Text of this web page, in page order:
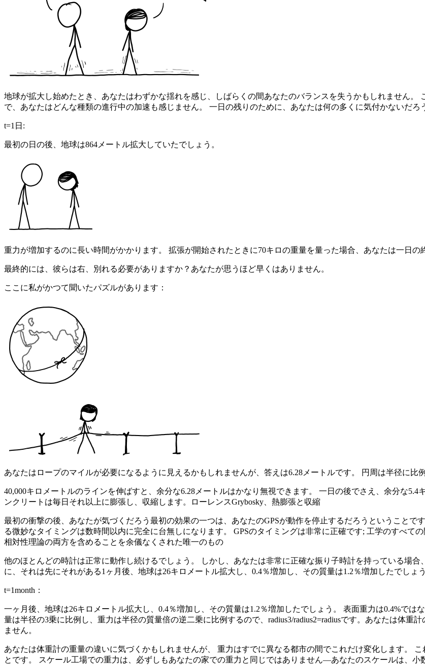
地球が拡大し始めたとき、あなたはわずかな揺れを感じ、しばらくの間あなたのバランスを失うかもしれません。
で、あなたはどんな種類の進行中の加速も感じません。 一日の残りのために、あなたは何の多くに気付かないだろ
t=1日:
最初の日の後、地球は864メートル拡大していたでしょう。
重力が増加するのに長い時間がかかります。 拡張が開始されたときに70キロの重量を量った場合、あなたは一日
最終的には、彼らは右、別れる必要がありますか？あなたが思うほど早くはありません。
ここに私がかつて聞いたパズルがあります：
あなたはロープのマイルが必要になるように見えるかもしれませんが、答えは6.28メートルです。 円周は半径に比
40,000キロメートルのラインを伸ばすと、余分な6.28メートルはかなり無視できます。 一日の後でさえ、余分な
ンクリートは毎日それ以上に膨張し、収縮します。ローレンスGrybosky、熱膨張と収縮
最初の衝撃の後、あなたが気づくだろう最初の効果の一つは、あなたのGPSが動作を停止するだろうということで
る微妙なタイミングは数時間以内に完全に台無しになります。 GPSのタイミングは非常に正確です; 工学のすべて
相対性理論の両方を含めることを余儀なくされた唯一のもの
他のほとんどの時計は正常に動作し続けるでしょう。 しかし、あなたは非常に正確な振り子時計を持っている場
に、それは先にそれがある1ヶ月後、地球は26キロメートル拡大し、0.4％増加し、その質量は1.2％増加したでしょう
t=1month：
一ヶ月後、地球は26キロメートル拡大し、0.4％増加し、その質量は1.2％増加したでしょう。 表面重力は0.4%で
量は半径の3乗に比例し、重力は半径の質量倍の逆二乗に比例するので、radius3/radius2=radiusです。あなたは体重
ません。
あなたは体重計の重量の違いに気づくかもしれませんが、 重力はすでに異なる都市の間でこれだけ変化します。
とです。 スケール工場での重力は、必ずしもあなたの家での重力と同じではありません—あなたのスケールは、